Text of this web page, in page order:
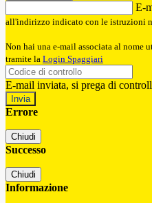
E-
all'indirizzo indicato con le istruzioni
Non hai una e-mail associata al nome
tramite la Login Spaggiari
E-mail inviata, si prega di
Errore
Chiudi
Successo
Chiudi
Informazione